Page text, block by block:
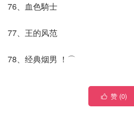
76、血色騎士
77、王的风范
78、经典烟男 ！⌒
 赞 (0)